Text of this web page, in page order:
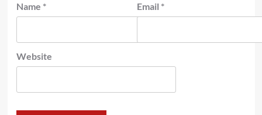
Name * Email *
Website